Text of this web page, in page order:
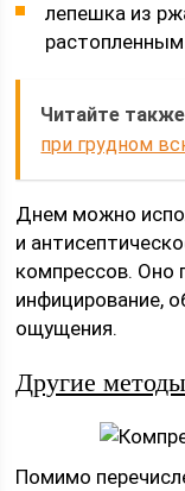
лепешка из
Читайте
при грудном
Днем можно
и
компрессов. Оно
инфицирование,
ощущения.
Другие методы
Помимо